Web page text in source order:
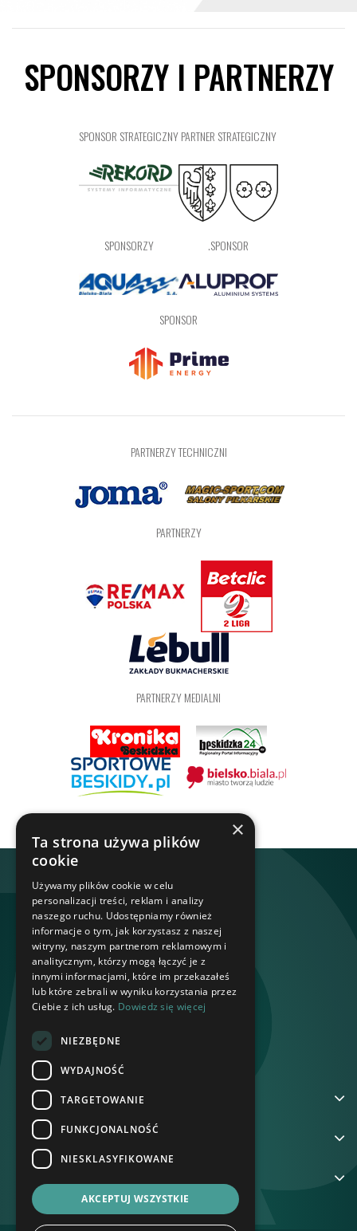
SPONSORZY I PARTNERZY
SPONSOR STRATEGICZNYPARTNER STRATEGICZNY
SPONSORZY .SPONSOR
SPONSOR
PARTNERZY TECHNICZNI
PARTNERZY
PARTNERZY MEDIALNI
GRUPA REKORD
NA SKRÓTY
×
Ta strona używa plików
cookie
Używamy plików cookie w celu
personalizacji treści, reklam i analizy
naszego ruchu. Udostępniamy również
informacje o tym, jak korzystasz z naszej
witryny, naszym partnerom reklamowym i
analitycznym, którzy mogą łączyć je z
innymi informacjami, które im przekazałeś
lub które zebrali w wyniku korzystania przez
Ciebie z ich usług. Dowiedz się więcej
NIEZBĘDNE
WYDAJNOŚĆ
TARGETOWANIE
FUNKCJONALNOŚĆ
NIESKLASYFIKOWANE
AKCEPTUJ WSZYSTKIE